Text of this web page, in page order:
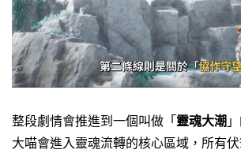
整段劇情會推進到一個叫做「 靈魂大潮
大喵會進入靈魂流轉的核心區域，所有